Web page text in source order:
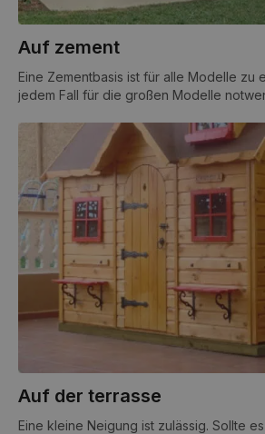
Auf zement
Eine Zementbasis ist für alle Modelle zu
jedem Fall für die großen Modelle
Auf der terrasse
Eine kleine Neigung ist zulässig. Sollte